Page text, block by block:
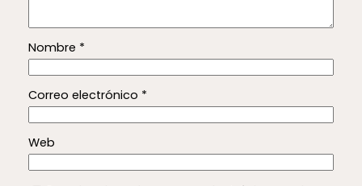
Nombre *
Correo electrónico *
Web